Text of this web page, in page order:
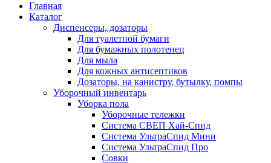
Главная
Каталог
Диспенсеры, дозаторы
Для туалетной бумаги
Для бумажных полотенец
Для мыла
Для кожных антисептиков
Дозаторы, на канистру, бутылку, помпы
Уборочный инвентарь
Уборка пола
Уборочные тележки
Система СВЕП Хай-Спид
Система УльтраСпид Мини
Система УльтраСпид Про
Совки